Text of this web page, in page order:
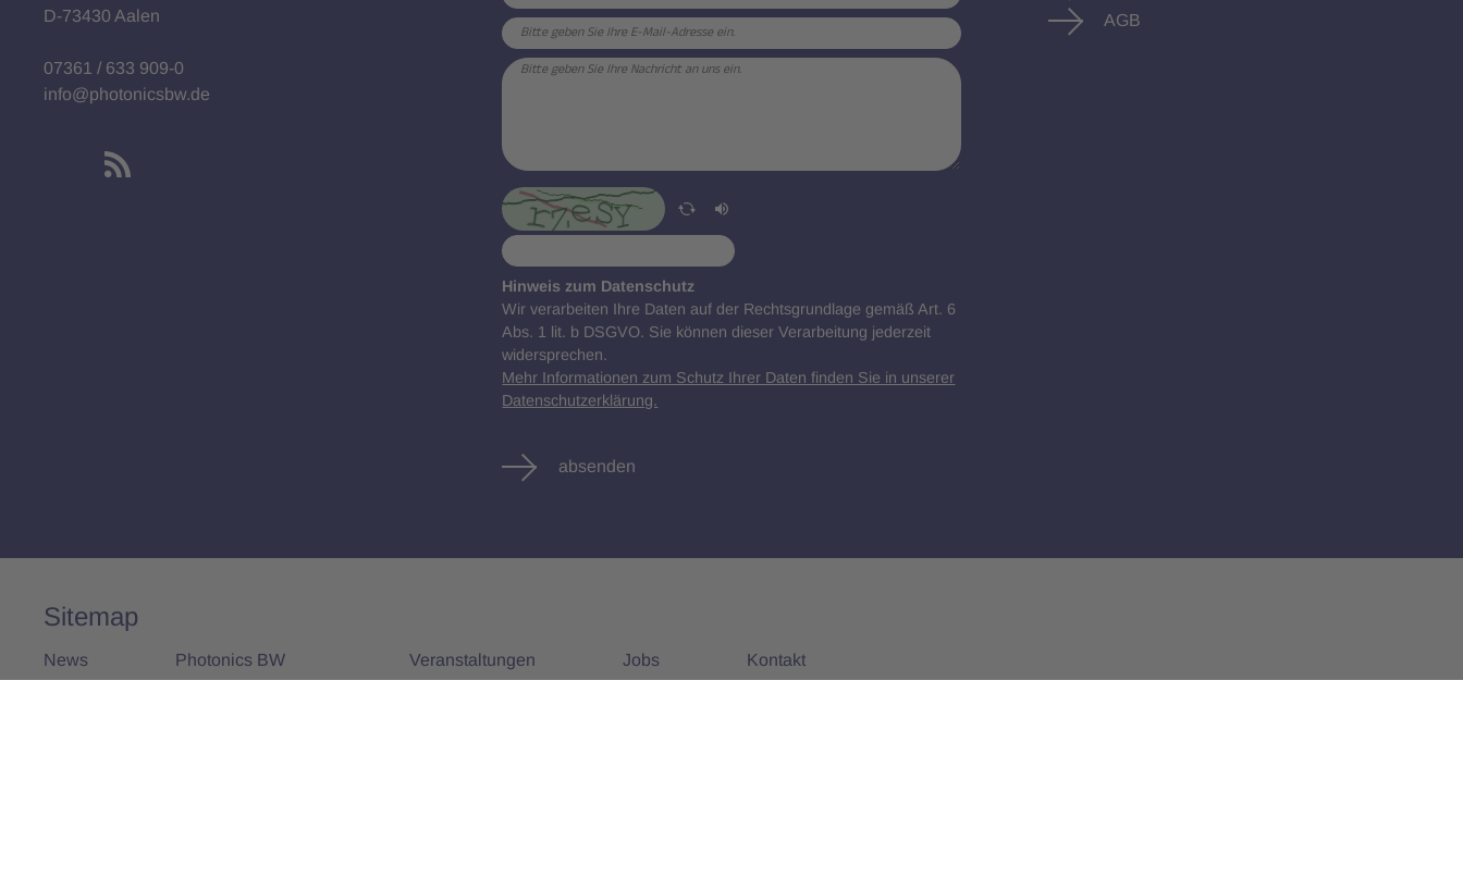
D-73430 Aalen
07361 / 633 909-0
info@photonicsbw.de
Hinweis zum Datenschutz
Wir verarbeiten Ihre Daten auf der Rechtsgrundlage gemäß Art. 6
Abs. 1 lit. b DSGVO. Sie können dieser Verarbeitung jederzeit
widersprechen.
Mehr Informationen zum Schutz Ihrer Daten finden Sie in unserer
Datenschutzerklärung.
absenden
AGB
Sitemap
News
Photonics BW
Veranstaltungen
Jobs
Kontakt